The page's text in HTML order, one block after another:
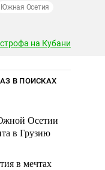
Южная Осетия
на Кубани
В ПОИСКАХ
Осетии
в Грузию
в мечтах